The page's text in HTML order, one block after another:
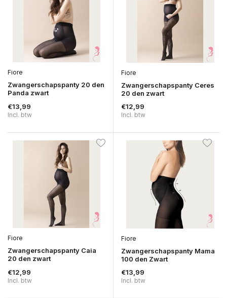
Fiore
Zwangerschapspanty 20 den
Panda zwart
€13,99
Incl. btw
Fiore
Zwangerschapspanty Ceres
20 den zwart
€12,99
Incl. btw
Fiore
Zwangerschapspanty Caia
20 den zwart
€12,99
Incl. btw
Fiore
Zwangerschapspanty Mama
100 den Zwart
€13,99
Incl. btw